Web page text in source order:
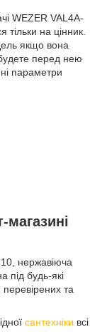
WEZER VAL4A-
тільки на цінник.
якщо вона
перед нею
параметри
магазині
нержавіюча
під будь-які
та
сантехніки всі